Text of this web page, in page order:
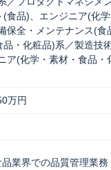
(食品)、エンジニア(化
保全・メンテナンス(食
品・化粧品)系／製造技
ア(化学・素材・食品・
万円
品業界での品質管理業